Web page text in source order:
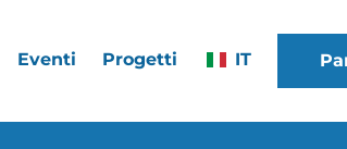
Eventi Progetti IT